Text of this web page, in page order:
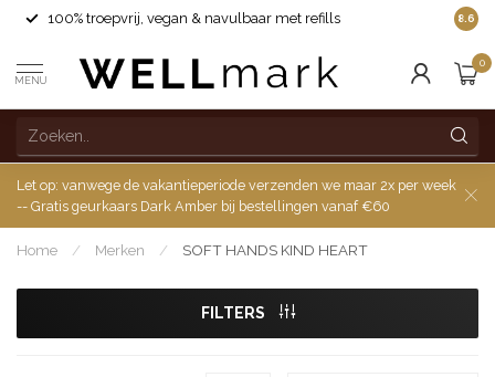
100% troepvrij, vegan & navulbaar met refills 8.6
MENU
0
Let op: vanwege de vakantieperiode verzenden we maar 2x per week
-- Gratis geurkaars Dark Amber bij bestellingen vanaf €60
Home / Merken / SOFT HANDS KIND HEART
FILTERS